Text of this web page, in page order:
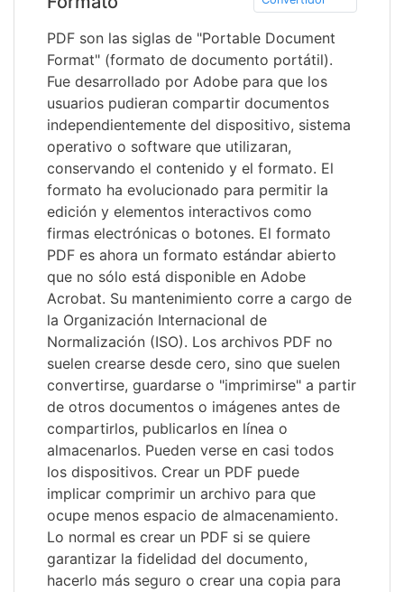
PDF son las siglas de "Portable Document
Format" (formato de documento portátil).
Fue desarrollado por Adobe para que los
usuarios pudieran compartir documentos
independientemente del dispositivo, sistema
operativo o software que utilizaran,
conservando el contenido y el formato. El
formato ha evolucionado para permitir la
edición y elementos interactivos como
firmas electrónicas o botones. El formato
PDF es ahora un formato estándar abierto
que no sólo está disponible en Adobe
Acrobat. Su mantenimiento corre a cargo de
la Organización Internacional de
Normalización (ISO). Los archivos PDF no
suelen crearse desde cero, sino que suelen
convertirse, guardarse o "imprimirse" a partir
de otros documentos o imágenes antes de
compartirlos, publicarlos en línea o
almacenarlos. Pueden verse en casi todos
los dispositivos. Crear un PDF puede
implicar comprimir un archivo para que
ocupe menos espacio de almacenamiento.
Lo normal es crear un PDF si se quiere
garantizar la fidelidad del documento,
hacerlo más seguro o crear una copia para